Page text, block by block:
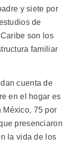
y siete por
de
son los
familiar
cuenta de
en el hogar es
México, 75 por
presenciaron
la vida de los